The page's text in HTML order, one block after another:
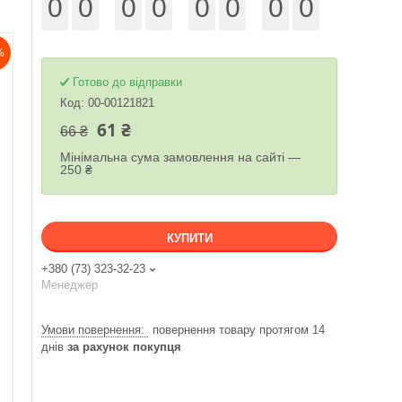
0 0 0 0 0 0 0 0
Готово до відправки
Код: 00-00121821
66 ₴ 61 ₴
Мінімальна сума замовлення на сайті —
250 ₴
КУПИТИ
+380 (73) 323-32-23
Менеджер
повернення товару протягом 14
днів за рахунок покупця